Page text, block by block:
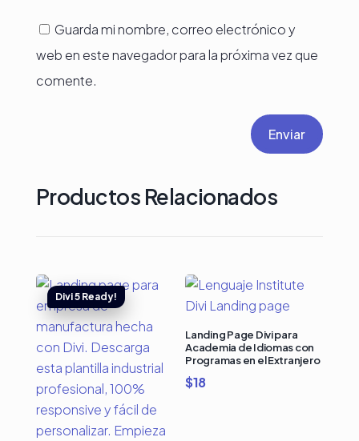
Guarda mi nombre, correo electrónico y
web en este navegador para la próxima vez que
comente.
Enviar
Productos Relacionados
Landing Page Divi para
Academia de Idiomas con
Programas en el Extranjero
$18